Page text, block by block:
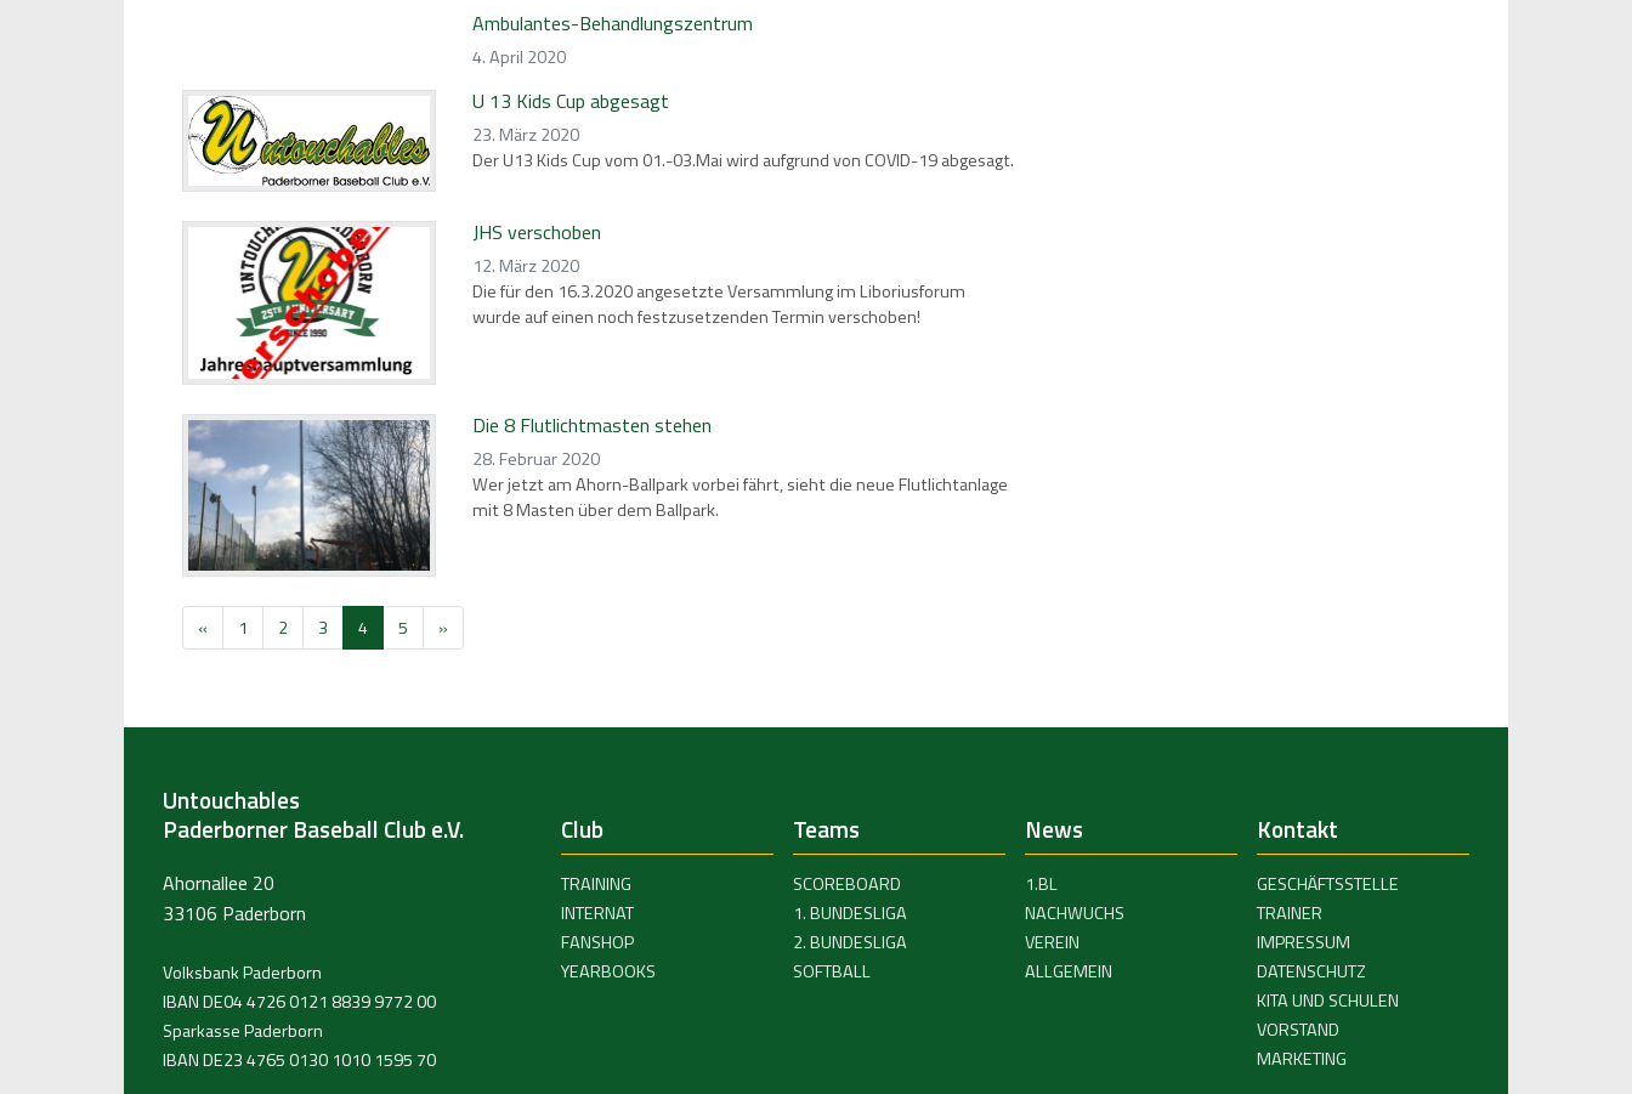
Ambulantes-Behandlungszentrum
4. April 2020
U 13 Kids Cup abgesagt
23. März 2020
Der U13 Kids Cup vom 01.-03.Mai wird aufgrund von COVID-19 abgesagt.
JHS verschoben
12. März 2020
Die für den 16.3.2020 angesetzte Versammlung im Liboriusforum
wurde auf einen noch festzusetzenden Termin verschoben!
Die 8 Flutlichtmasten stehen
28. Februar 2020
Wer jetzt am Ahorn-Ballpark vorbei fährt, sieht die neue Flutlichtanlage
mit 8 Masten über dem Ballpark.
« 1 2 3 4 5 »
Untouchables
Paderborner Baseball Club e.V.
Ahornallee 20
33106 Paderborn
Volksbank Paderborn
IBAN DE04 4726 0121 8839 9772 00
Sparkasse Paderborn
IBAN DE23 4765 0130 1010 1595 70
Club
TRAINING
INTERNAT
FANSHOP
YEARBOOKS
Teams
SCOREBOARD
1. BUNDESLIGA
2. BUNDESLIGA
SOFTBALL
News
1.BL
NACHWUCHS
VEREIN
ALLGEMEIN
Kontakt
GESCHÄFTSSTELLE
TRAINER
IMPRESSUM
DATENSCHUTZ
KITA UND SCHULEN
VORSTAND
MARKETING